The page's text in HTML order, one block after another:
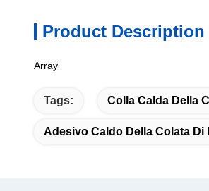
Product Description
Array
Tags: Colla Calda Della
Adesivo Caldo Della Colata Di